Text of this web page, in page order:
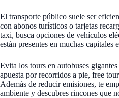
El transporte público suele ser
con abonos turísticos o tarjetas
taxi, busca opciones de vehículos
están presentes en muchas capitales
Evita los tours en autobuses
apuesta por recorridos a pie, free
Además de reducir emisiones, te
ambiente y descubres rincones que